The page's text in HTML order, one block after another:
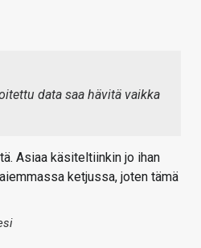
data saa hävitä vaikka
Asiaa käsiteltiinkin jo ihan
ketjussa, joten tämä